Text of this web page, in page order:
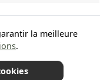
la meilleure
.